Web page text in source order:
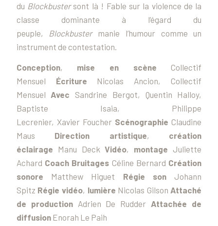
du Blockbustersont là ! Fable sur la violence de la
classe dominante à l’égard du
peuple, Blockbustermanie l’humour comme un
instrument de contestation.
Conception, mise en scène Collectif
Mensuel Écriture Nicolas Ancion, Collectif
Mensuel Avec Sandrine Bergot, Quentin Halloy,
Baptiste Isaia, Philippe
Lecrenier, Xavier Foucher Scénographie Claudine
Maus Direction artistique, création
éclairage Manu DeckVidéo, montage Juliette
Achard Coach Bruitages Céline Bernard Création
sonore Matthew Higuet Régie son Johann
Spitz Régie vidéo, lumière Nicolas Gilson Attaché
de productionAdrien De Rudder Attachée de
diffusion Enorah Le Paih